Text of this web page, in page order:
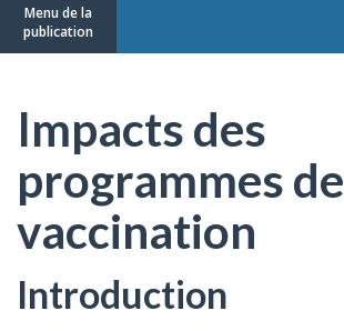
santé
Menu de la
publication
Impacts des
programmes de
vaccination
Introduction